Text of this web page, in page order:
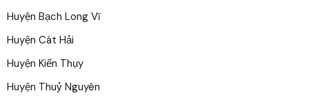
Huyện Bạch Long Vĩ
Huyện Cát Hải
Huyện Kiến Thụy
Huyện Thuỷ Nguyên